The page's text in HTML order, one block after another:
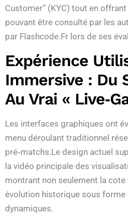
Customer” (KYC) tout en
pouvant être consulté par les
par Flashcode.Fr lors de ses
Expérience
Immersive : Du
Au Vrai «
Les interfaces graphiques ont
menu déroulant traditionnel
pré‑matchs.Le design actuel
la vidéo principale des
montrant non seulement la
évolution historique sous forme
dynamiques.